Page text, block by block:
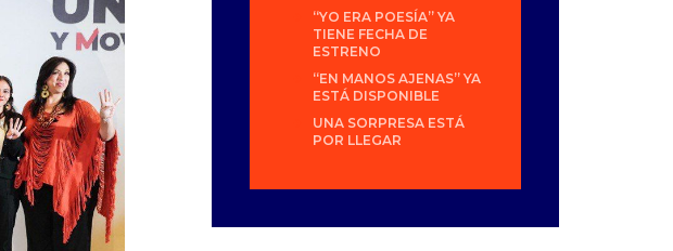
“YO ERA POESÍA” YA
TIENE FECHA DE
ESTRENO
“EN MANOS AJENAS” YA
ESTÁ DISPONIBLE
UNA SORPRESA ESTÁ
POR LLEGAR